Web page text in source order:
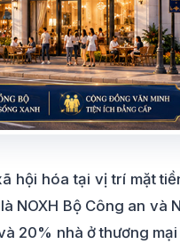
hội hóa tại vị trí mặt
Bộ Công an và
20% nhà ở thương